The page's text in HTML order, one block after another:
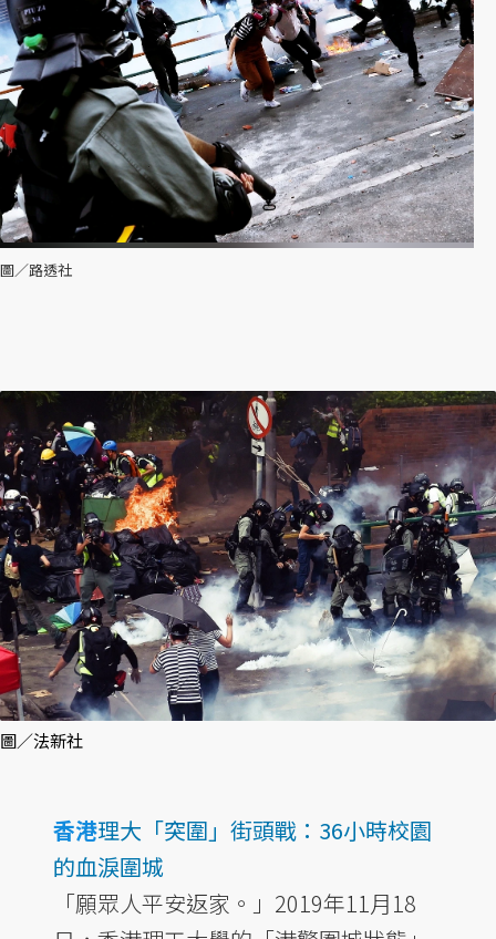
圖／路透社
圖／法新社
香港理大「突圍」街頭戰：36小時校園
的血淚圍城
「願眾人平安返家。」2019年11月18